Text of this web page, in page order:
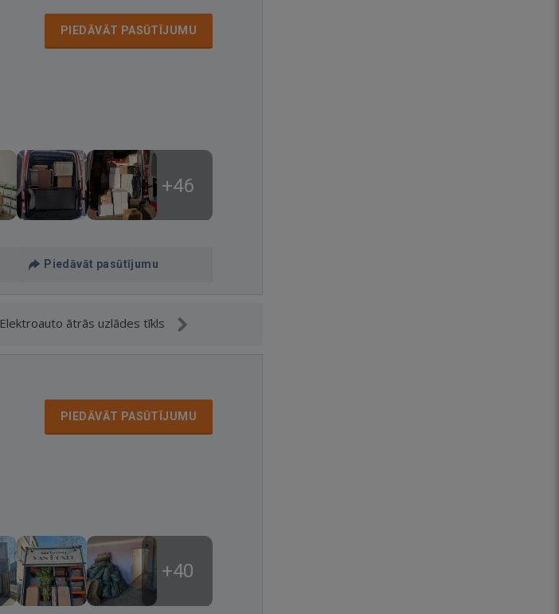
PIEDĀVĀT PASŪTĪJUMU
+46
Piedāvāt pasūtījumu
Elektroauto ātrās uzlādes tīkls
PIEDĀVĀT PASŪTĪJUMU
+40